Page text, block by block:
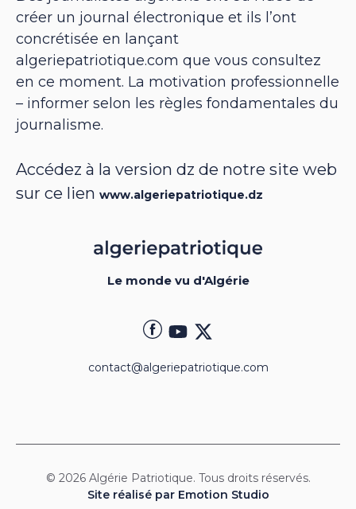
créer un journal électronique et ils l’ont
concrétisée en lançant
algeriepatriotique.com que vous consultez
en ce moment. La motivation professionnelle
– informer selon les règles fondamentales du
journalisme.
Accédez à la version dz de notre site web
sur ce lien www.algeriepatriotique.dz
Le monde vu d'Algérie
contact@algeriepatriotique.com
© 2026 Algérie Patriotique. Tous droits réservés.
Site réalisé par Emotion Studio